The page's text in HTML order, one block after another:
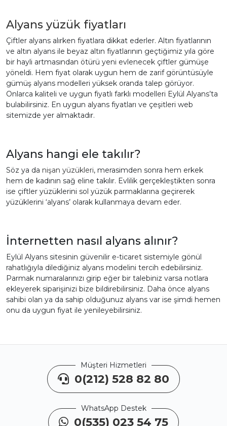
Alyans yüzük fiyatları
Çiftler alyans alırken fiyatlara dikkat ederler. Altın fiyatlarının
ve altın alyans ile beyaz altın fiyatlarının geçtiğimiz yıla göre
bir hayli artmasından ötürü yeni evlenecek çiftler gümüşe
yöneldi. Hem fiyat olarak uygun hem de zarif görüntüsüyle
gümüş alyans modelleri yüksek oranda talep görüyor.
Onlarca kaliteli ve uygun fiyatlı farklı modelleri Eylül Alyans’ta
bulabilirsiniz. En uygun alyans fiyatları ve çeşitleri web
sitemizde yer almaktadır.
Alyans hangi ele takılır?
Söz ya da nişan yüzükleri, merasimden sonra hem erkek
hem de kadının sağ eline takılır. Evlilik gerçekleştikten sonra
ise çiftler yüzüklerini sol yüzük parmaklarına geçirerek
yüzüklerini ‘alyans’ olarak kullanmaya devam eder.
İnternetten nasıl alyans alınır?
Eylül Alyans sitesinin güvenilir e-ticaret sistemiyle gönül
rahatlığıyla dilediğiniz alyans modelini tercih edebilirsiniz.
Parmak numaralarınızı girip eğer bir talebiniz varsa notlara
ekleyerek siparişinizi bize bildirebilirsiniz. Daha önce alyans
sahibi olan ya da sahip olduğunuz alyans var ise şimdi hemen
onu da uygun fiyat ile yenileyebilirsiniz.
Müşteri Hizmetleri
0(212) 528 82 80
WhatsApp Destek
0(535) 023 54 75